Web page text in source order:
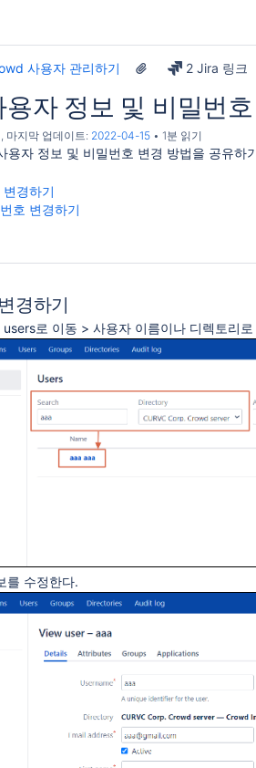
사용자 관리하기 2 Jira 링크
자 정보 및 비밀번
, 마지막 업데이트: 2022-04-15 1분 읽기
용자 정보 및 비밀번호 변경 방법을 공유하
경하기
호 변경하기
경하기
로 이동 > 사용자 이름이나 디렉토리
를 수정한다.